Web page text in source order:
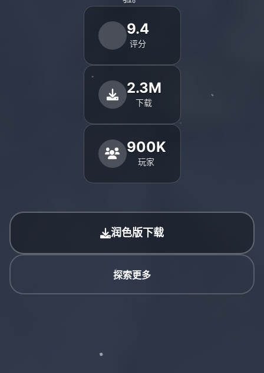
9.4
评分
2.3M
下载
900K
玩家
润色版下载
探索更多